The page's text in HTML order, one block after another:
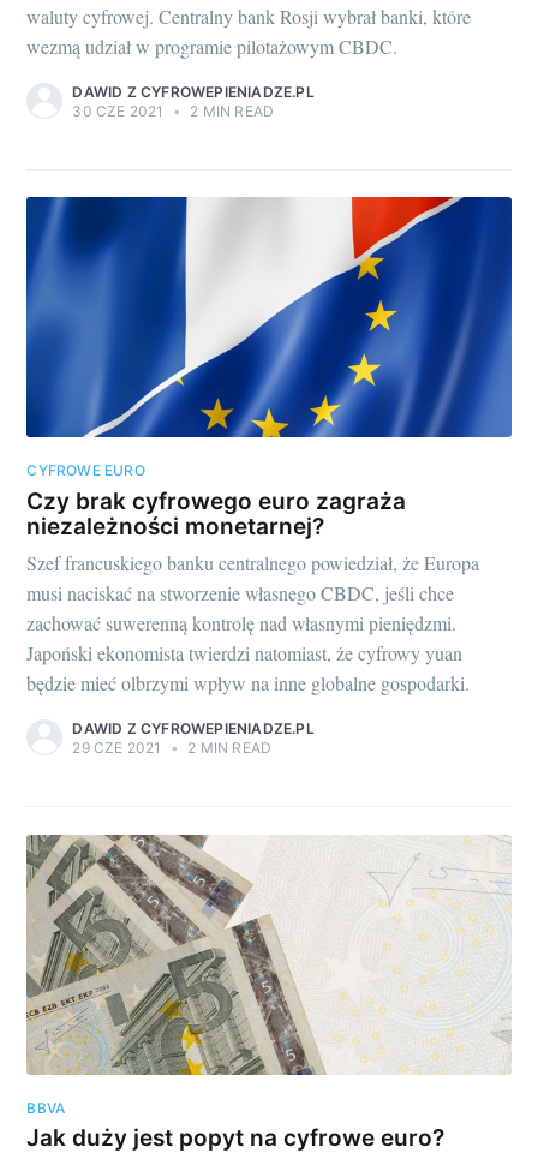
waluty cyfrowej. Centralny bank Rosji wybrał banki, które
wezmą udział w programie pilotażowym CBDC.
DAWID Z CYFROWEPIENIADZE.PL
30 CZE 2021
• 2 MIN READ
CYFROWE EURO
Czy brak cyfrowego euro zagraża
niezależności monetarnej?
Szef francuskiego banku centralnego powiedział, że Europa
musi naciskać na stworzenie własnego CBDC, jeśli chce
zachować suwerenną kontrolę nad własnymi pieniędzmi.
Japoński ekonomista twierdzi natomiast, że cyfrowy yuan
będzie mieć olbrzymi wpływ na inne globalne gospodarki.
DAWID Z CYFROWEPIENIADZE.PL
29 CZE 2021
• 2 MIN READ
BBVA
Jak duży jest popyt na cyfrowe euro?